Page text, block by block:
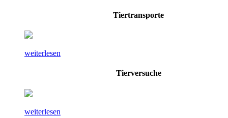
Tiertransporte
weiterlesen
Tierversuche
weiterlesen